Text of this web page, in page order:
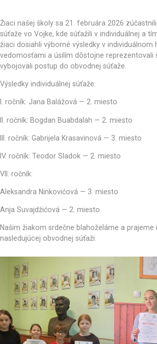
Žiaci našej školy sa 21. februára 2026
súťaže vo Vojke, kde súťažili v individuálnej a
žiaci dosiahli výborné výsledky v individuálnom
vedomosťami a úsilím dôstojne reprezentovali
vybojovali postup do obvodnej súťaže.
Výsledky individuálnej súťaže:
I. ročník: Jana Balážová — 2. miesto
II. ročník: Bogdan Buabdalah — 2. miesto
III. ročník: Gabrijela Krasavinová — 3. miesto
IV. ročník: Teodor Sladok — 2. miesto
VII. ročník:
Aleksandra Ninkovićová — 3. miesto
Anja Suvajdžićová — 2. miesto
Našim žiakom srdečne blahoželáme a
nasledujúcej obvodnej súťaži.